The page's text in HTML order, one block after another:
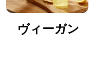
ヴィーガン